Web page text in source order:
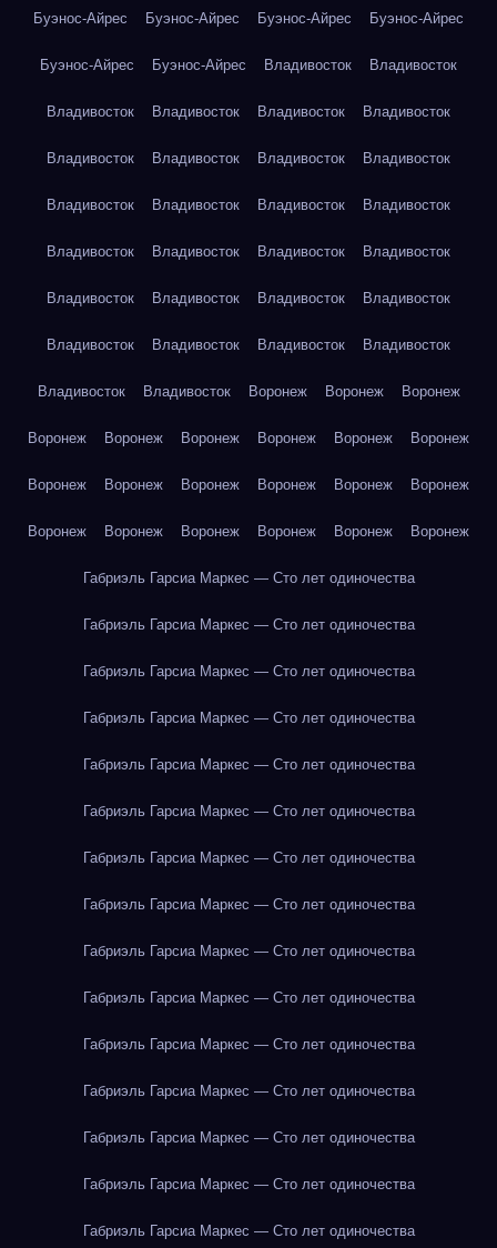
Буэнос-Айрес Буэнос-Айрес Буэнос-Айрес Буэнос-Айрес
Буэнос-Айрес Буэнос-Айрес Владивосток Владивосток
Владивосток Владивосток Владивосток Владивосток
Владивосток Владивосток Владивосток Владивосток
Владивосток Владивосток Владивосток Владивосток
Владивосток Владивосток Владивосток Владивосток
Владивосток Владивосток Владивосток Владивосток
Владивосток Владивосток Владивосток Владивосток
Владивосток Владивосток Воронеж Воронеж Воронеж
Воронеж Воронеж Воронеж Воронеж Воронеж Воронеж
Воронеж Воронеж Воронеж Воронеж Воронеж Воронеж
Воронеж Воронеж Воронеж Воронеж Воронеж Воронеж
Габриэль Гарсиа Маркес — Сто лет одиночества
Габриэль Гарсиа Маркес — Сто лет одиночества
Габриэль Гарсиа Маркес — Сто лет одиночества
Габриэль Гарсиа Маркес — Сто лет одиночества
Габриэль Гарсиа Маркес — Сто лет одиночества
Габриэль Гарсиа Маркес — Сто лет одиночества
Габриэль Гарсиа Маркес — Сто лет одиночества
Габриэль Гарсиа Маркес — Сто лет одиночества
Габриэль Гарсиа Маркес — Сто лет одиночества
Габриэль Гарсиа Маркес — Сто лет одиночества
Габриэль Гарсиа Маркес — Сто лет одиночества
Габриэль Гарсиа Маркес — Сто лет одиночества
Габриэль Гарсиа Маркес — Сто лет одиночества
Габриэль Гарсиа Маркес — Сто лет одиночества
Габриэль Гарсиа Маркес — Сто лет одиночества